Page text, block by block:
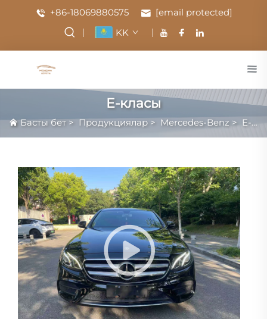
+86-18069880575
[email protected]
KK
E-класы
Басты бет> Продукциялар > Mercedes-Benz > E-класы